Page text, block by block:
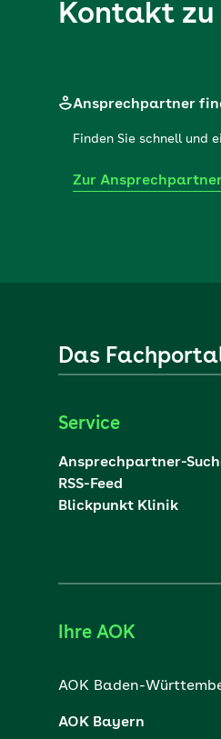
Kontakt zu
Ansprechpartner
Finden Sie schnell und
Zur
Das
Service
Ansprechpartner-
RSS-Feed
Blickpunkt Klinik
Ihre AOK
AOK Baden-
AOK Bayern